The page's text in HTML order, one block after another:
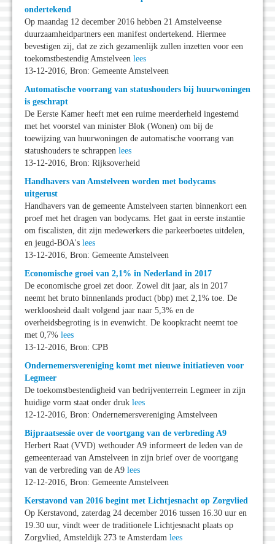
ondertekend
Op maandag 12 december 2016 hebben 21 Amstelveense
duurzaamheidpartners een manifest ondertekend. Hiermee
bevestigen zij, dat ze zich gezamenlijk zullen inzetten voor een
toekomstbestendig Amstelveen lees
13-12-2016, Bron: Gemeente Amstelveen
Automatische voorrang van statushouders bij huurwoningen
is geschrapt
De Eerste Kamer heeft met een ruime meerderheid ingestemd
met het voorstel van minister Blok (Wonen) om bij de
toewijzing van huurwoningen de automatische voorrang van
statushouders te schrappen lees
13-12-2016, Bron: Rijksoverheid
Handhavers van Amstelveen worden met bodycams
uitgerust
Handhavers van de gemeente Amstelveen starten binnenkort een
proef met het dragen van bodycams. Het gaat in eerste instantie
om fiscalisten, dit zijn medewerkers die parkeerboetes uitdelen,
en jeugd-BOA's lees
13-12-2016, Bron: Gemeente Amstelveen
Economische groei van 2,1% in Nederland in 2017
De economische groei zet door. Zowel dit jaar, als in 2017
neemt het bruto binnenlands product (bbp) met 2,1% toe. De
werkloosheid daalt volgend jaar naar 5,3% en de
overheidsbegroting is in evenwicht. De koopkracht neemt toe
met 0,7% lees
13-12-2016, Bron: CPB
Ondernemersvereniging komt met nieuwe initiatieven voor
Legmeer
De toekomstbestendigheid van bedrijventerrein Legmeer in zijn
huidige vorm staat onder druk lees
12-12-2016, Bron: Ondernemersvereniging Amstelveen
Bijpraatsessie over de voortgang van de verbreding A9
Herbert Raat (VVD) wethouder A9 informeert de leden van de
gemeenteraad van Amstelveen in zijn brief over de voortgang
van de verbreding van de A9 lees
12-12-2016, Bron: Gemeente Amstelveen
Kerstavond van 2016 begint met Lichtjesnacht op Zorgvlied
Op Kerstavond, zaterdag 24 december 2016 tussen 16.30 uur en
19.30 uur, vindt weer de traditionele Lichtjesnacht plaats op
Zorgvlied, Amsteldijk 273 te Amsterdam lees